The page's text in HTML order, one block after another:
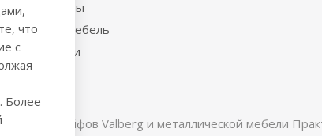
шкафы
мебель
двери
магазин сейфов Valberg и металлической мебели
что
с
Более